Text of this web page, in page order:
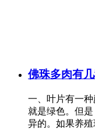
佛珠多肉有
一、叶片有一
就是绿色。但
异的。如果养